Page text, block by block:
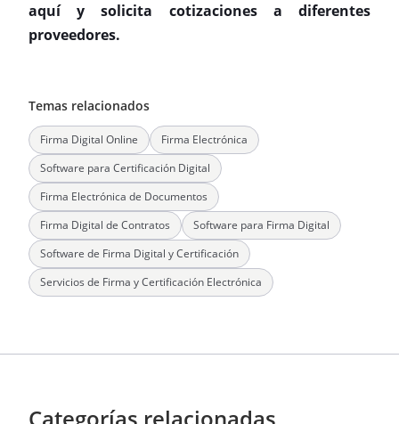
aquí y solicita cotizaciones a diferentes
proveedores.
Temas relacionados
Firma Digital Online
Firma Electrónica
Software para Certificación Digital
Firma Electrónica de Documentos
Firma Digital de Contratos
Software para Firma Digital
Software de Firma Digital y Certificación
Servicios de Firma y Certificación Electrónica